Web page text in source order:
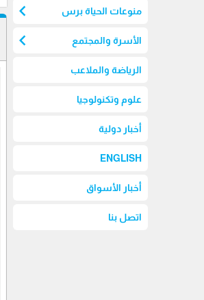
منوعات الحياة برس chevron_left
الأسرة والمجتمع chevron_left
الرياضة والملاعب
علوم وتكنولوجيا
أخبار دولية
ENGLISH
أخبار الأسواق
اتصل بنا